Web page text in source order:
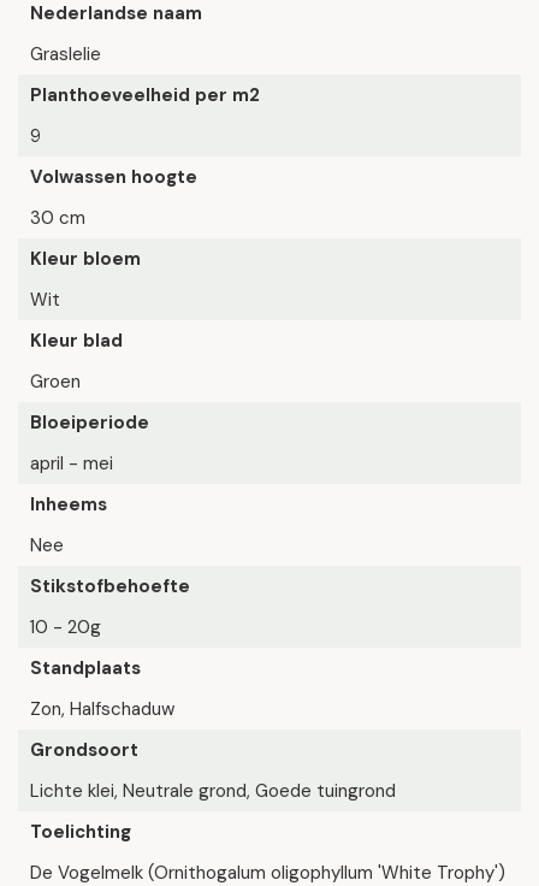
Nederlandse naam
Graslelie
Planthoeveelheid per m2
9
Volwassen hoogte
30 cm
Kleur bloem
Wit
Kleur blad
Groen
Bloeiperiode
april - mei
Inheems
Nee
Stikstofbehoefte
10 - 20g
Standplaats
Zon, Halfschaduw
Grondsoort
Lichte klei, Neutrale grond, Goede tuingrond
Toelichting
De Vogelmelk (Ornithogalum oligophyllum 'White Trophy')